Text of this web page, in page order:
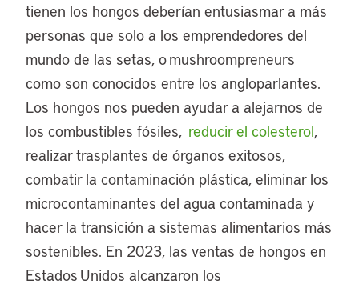
tienen los hongos deberían entusiasmar a más
personas que solo a los emprendedores del
mundo de las setas, o mushroompreneurs
como son conocidos entre los angloparlantes.
Los hongos nos pueden ayudar a alejarnos de
los combustibles fósiles, reducir el colesterol,
realizar trasplantes de órganos exitosos,
combatir la contaminación plástica, eliminar los
microcontaminantes del agua contaminada y
hacer la transición a sistemas alimentarios más
sostenibles. En 2023, las ventas de hongos en
Estados Unidos alcanzaron los